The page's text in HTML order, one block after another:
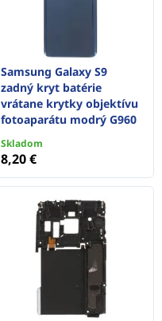
Samsung Galaxy S9
zadný kryt batérie
vrátane krytky objektívu
fotoaparátu modrý G960
Skladom
8,20 €